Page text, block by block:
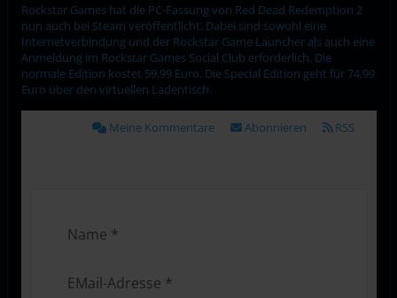
Rockstar Games hat die PC-Fassung von Red Dead Redemption 2
nun auch bei Steam veröffentlicht. Dabei sind sowohl eine
Internetverbindung und der Rockstar Game Launcher als auch eine
Anmeldung im Rockstar Games Social Club erforderlich. Die
normale Edition kostet 59,99 Euro. Die Special Edition geht für 74,99
Euro über den virtuellen Ladentisch.
Meine Kommentare Abonnieren RSS